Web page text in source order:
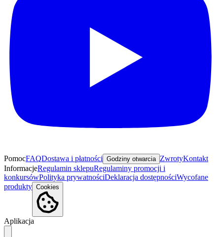
PomocFAQDostawa i płatności Godziny otwarcia ZwrotyKontakt
InformacjeRegulamin sklepuRegulaminy promocji i
konkursówPolityka prywatnościDeklaracja dostępnościWycofane
produkty Cookies
Aplikacja